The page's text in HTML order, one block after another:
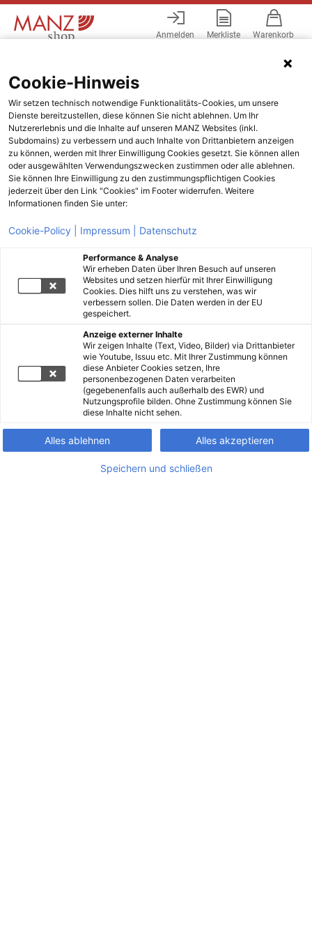
Anmelden Merkliste Warenkorb
Cookie-Hinweis
Wir setzen technisch notwendige Funktionalitäts-Cookies, um unsere
Dienste bereitzustellen, diese können Sie nicht ablehnen. Um Ihr
Nutzererlebnis und die Inhalte auf unseren MANZ Websites (inkl.
Subdomains) zu verbessern und auch Inhalte von Drittanbietern anzeigen
zu können, werden mit Ihrer Einwilligung Cookies gesetzt. Sie können allen
oder ausgewählten Verwendungszwecken zustimmen oder alle ablehnen.
Sie können Ihre Einwilligung zu den zustimmungspflichtigen Cookies
jederzeit über den Link "Cookies" im Footer widerrufen. Weitere
Informationen finden Sie unter:
Cookie-Policy | Impressum | Datenschutz
Performance & Analyse
Wir erheben Daten über Ihren Besuch auf unseren
Websites und setzen hierfür mit Ihrer Einwilligung
Cookies. Dies hilft uns zu verstehen, was wir
verbessern sollen. Die Daten werden in der EU
gespeichert.
Anzeige externer Inhalte
Wir zeigen Inhalte (Text, Video, Bilder) via Drittanbieter
wie Youtube, Issuu etc. Mit Ihrer Zustimmung können
diese Anbieter Cookies setzen, Ihre
personenbezogenen Daten verarbeiten
(gegebenenfalls auch außerhalb des EWR) und
Nutzungsprofile bilden. Ohne Zustimmung können Sie
diese Inhalte nicht sehen.
Alles ablehnen Alles akzeptieren
Speichern und schließen